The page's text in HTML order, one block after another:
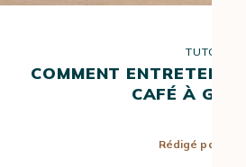
TUTO
COMMENT ENTRETENIR
CAFÉ À
Rédigé par